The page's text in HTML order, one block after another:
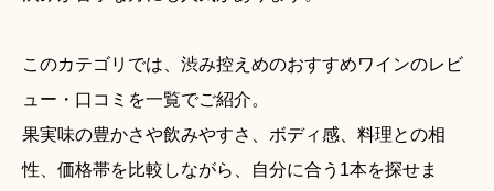
このカテゴリでは、渋み控えめのおすすめワインのレビ
ュー・口コミを一覧でご紹介。
果実味の豊かさや飲みやすさ、ボディ感、料理との相
性、価格帯を比較しながら、自分に合う1本を探せま